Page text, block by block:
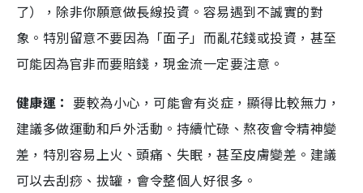
了），除非你願意做長線投資。容易遇到不誠實的對
象。特別留意不要因為「面子」而亂花錢或投資，甚至
可能因為官非而要賠錢，現金流一定要注意。
健康運： 要較為小心，可能會有炎症，顯得比較無力，
建議多做運動和戶外活動。持續忙碌、熬夜會令精神變
差，特別容易上火、頭痛、失眠，甚至皮膚變差。建議
可以去刮痧、拔罐，會令整個人好很多。